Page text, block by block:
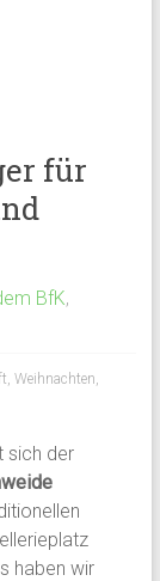
für
BfK,
, Weihnachten,
sich der
haben wir